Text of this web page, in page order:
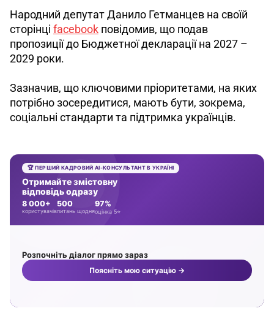
Народний депутат Данило Гетманцев на своїй
сторінці facebook повідомив, що подав
пропозиції до Бюджетної декларації на 2027 –
2029 роки.
Зазначив, що ключовими пріоритетами, на яких
потрібно зосередитися, мають бути, зокрема,
соціальні стандарти та підтримка українців.